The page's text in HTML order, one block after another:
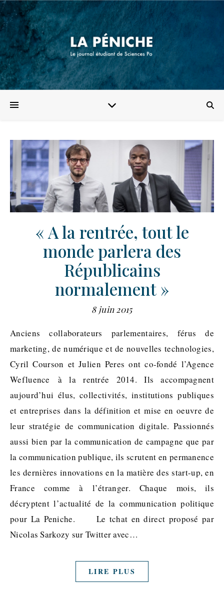
« A la rentrée, tout le
monde parlera des
Républicains
normalement »
8 juin 2015
Anciens collaborateurs parlementaires, férus de
marketing, de numérique et de nouvelles technologies,
Cyril Courson et Julien Peres ont co-fondé l’Agence
Wefluence à la rentrée 2014. Ils accompagnent
aujourd’hui élus, collectivités, institutions publiques
et entreprises dans la définition et mise en oeuvre de
leur stratégie de communication digitale. Passionnés
aussi bien par la communication de campagne que par
la communication publique, ils scrutent en permanence
les dernières innovations en la matière des start-up, en
France comme à l’étranger. Chaque mois, ils
décryptent l’actualité de la communication politique
pour La Peniche. Le tchat en direct proposé par
Nicolas Sarkozy sur Twitter avec…
LIRE PLUS